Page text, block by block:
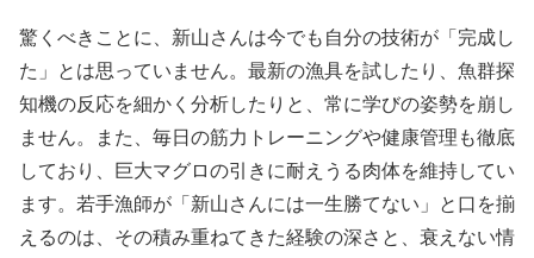
驚くべきことに、新山さんは今でも自分の技術が「完成し
た」とは思っていません。最新の漁具を試したり、魚群探
知機の反応を細かく分析したりと、常に学びの姿勢を崩し
ません。また、毎日の筋力トレーニングや健康管理も徹底
しており、巨大マグロの引きに耐えうる肉体を維持してい
ます。若手漁師が「新山さんには一生勝てない」と口を揃
えるのは、その積み重ねてきた経験の深さと、衰えない情